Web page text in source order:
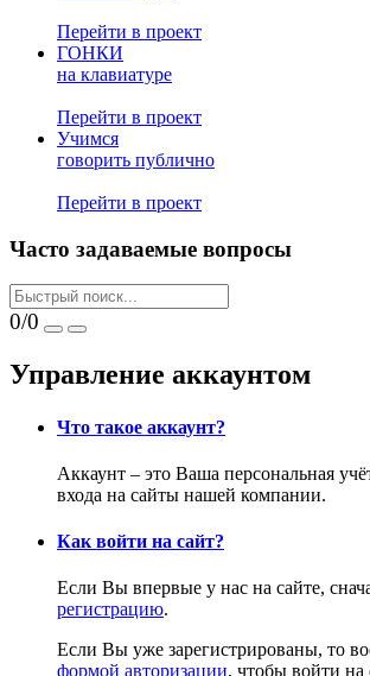
Перейти в проект
ГОНКИ
на клавиатуре
Перейти в проект
Учимся
говорить публично
Перейти в проект
Часто задаваемые вопросы
0/0
Управление аккаунтом
Что такое аккаунт?
Аккаунт – это Ваша персональная
входа на сайты нашей компании.
Как войти на сайт?
Если Вы впервые у нас на сайте,
регистрацию.
Если Вы уже зарегистрированы, то
формой авторизации, чтобы войти на